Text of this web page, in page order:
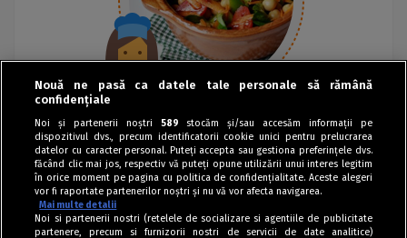
Nouă ne pasă ca datele tale personale să rămână
confidențiale
Noi și partenerii noștri 589 stocăm și/sau accesăm informații pe
dispozitivul dvs., precum identificatorii cookie unici pentru prelucrarea
datelor cu caracter personal. Puteți accepta sau gestiona preferințele dvs.
făcând clic mai jos, respectiv vă puteți opune utilizării unui interes legitim
în orice moment pe pagina cu politica de confidențialitate. Aceste alegeri
vor fi raportate partenerilor noștri și nu vă vor afecta navigarea.
Mai multe detalii
Noi si partenerii nostri (retelele de socializare si agentiile de publicitate
partenere, precum si furnizorii nostri de servicii de date analitice)